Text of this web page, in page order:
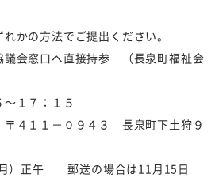
かの方法でご提出ください。
議会窓口へ直接持参 （長泉町福祉会
１７：１５
４１１－０９４３ 長泉町下土狩９
）正午 郵送の場合は11月15日